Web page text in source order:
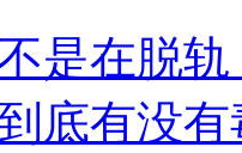
是在脱
底有没